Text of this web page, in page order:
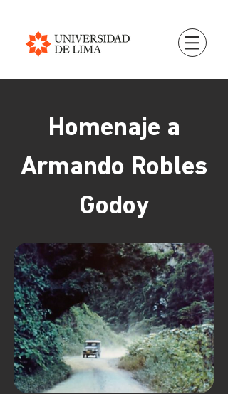
Homenaje a
Armando Robles
Godoy